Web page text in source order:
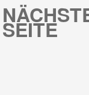
SEITE